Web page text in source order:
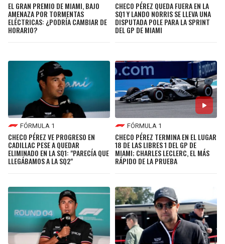
EL GRAN PREMIO DE MIAMI, BAJO
AMENAZA POR TORMENTAS
ELÉCTRICAS: ¿PODRÍA CAMBIAR DE
HORARIO?
CHECO PÉREZ QUEDA FUERA EN LA
SQ1 Y LANDO NORRIS SE LLEVA UNA
DISPUTADA POLE PARA LA SPRINT
DEL GP DE MIAMI
FÓRMULA 1
CHECO PÉREZ VE PROGRESO EN
CADILLAC PESE A QUEDAR
ELIMINADO EN LA SQ1: "PARECÍA QUE
LLEGÁBAMOS A LA SQ2"
FÓRMULA 1
CHECO PÉREZ TERMINA EN EL LUGAR
18 DE LAS LIBRES 1 DEL GP DE
MIAMI; CHARLES LECLERC, EL MÁS
RÁPIDO DE LA PRUEBA